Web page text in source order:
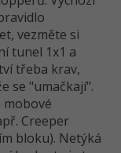
vezměte si
tunel 1x1 a
třeba krav,
se "umačkají".
mobové
Creeper
bloku). Netýká